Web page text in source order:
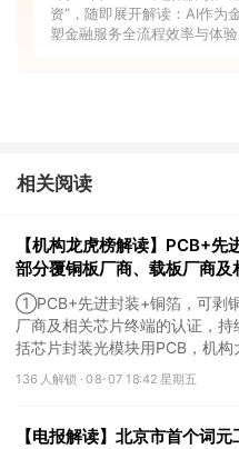
资”，随即展开解读：AI作为
塑金融服务全流程效率与体
相关阅读
【机构龙虎榜解读】PCB+
部分覆铜板厂商、载板厂商及
批量订单，主要应用场景包
额净买入这家公司
①PCB+先进封装+铜箔，可剥
厂商及相关芯片终端的认证，
括芯片封装光模块用PCB，机
CDMO+减肥药，收购国外知名
等方面具有丰富经验，具备承
136 人解锁 ·08-07 18:42 星期五
【电报解读】北京市首个词